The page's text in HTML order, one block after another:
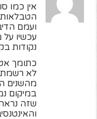
אין כמו
ועמם
עכשיו
נקודות
כתומך
לא
מהשנים
במיקום
שזה